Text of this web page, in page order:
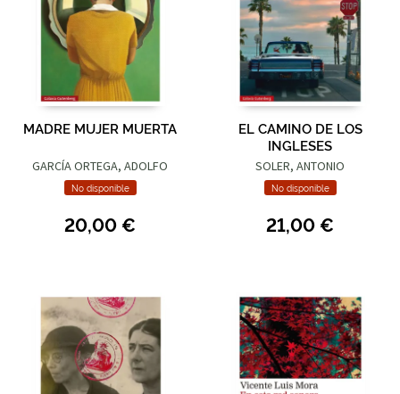
MADRE MUJER MUERTA
GARCÍA ORTEGA, ADOLFO
No disponible
20,00 €
EL CAMINO DE LOS
INGLESES
SOLER, ANTONIO
No disponible
21,00 €